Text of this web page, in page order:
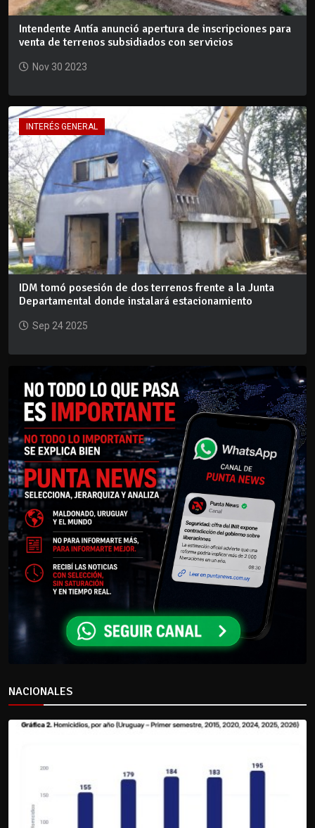
Intendente Antía anunció apertura de inscripciones para
venta de terrenos subsidiados con servicios
Nov 30 2023
INTERÉS GENERAL
IDM tomó posesión de dos terrenos frente a la Junta
Departamental donde instalará estacionamiento
Sep 24 2025
NACIONALES